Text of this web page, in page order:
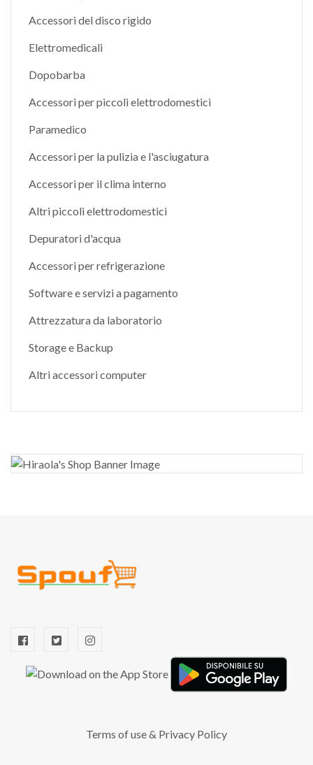
Accessori del disco rigido
Elettromedicali
Dopobarba
Accessori per piccoli elettrodomestici
Paramedico
Accessori per la pulizia e l'asciugatura
Accessori per il clima interno
Altri piccoli elettrodomestici
Depuratori d'acqua
Accessori per refrigerazione
Software e servizi a pagamento
Attrezzatura da laboratorio
Storage e Backup
Altri accessori computer
Terms of use& Privacy Policy